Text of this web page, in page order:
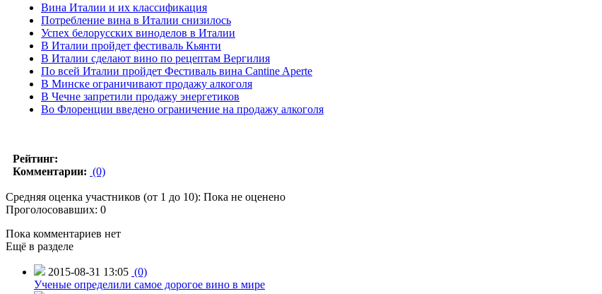
Вина Италии и их классификация
Потребление вина в Италии снизилось
Успех белорусских виноделов в Италии
В Италии пройдет фестиваль Кьянти
В Италии сделают вино по рецептам Вергилия
По всей Италии пройдет Фестиваль вина Cantine Aperte
В Минске ограничивают продажу алкоголя
В Чечне запретили продажу энергетиков
Во Флоренции введено ограничение на продажу алкоголя
Рейтинг:
Комментарии: (0)
Средняя оценка участников (от 1 до 10): Пока не оценено
Проголосовавших: 0
Пока комментариев нет
Ещё в разделе
2015-08-31 13:05 (0)
Ученые определили самое дорогое вино в мире